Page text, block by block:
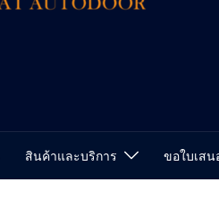
สินค้าและบริการ ขอใบเสน